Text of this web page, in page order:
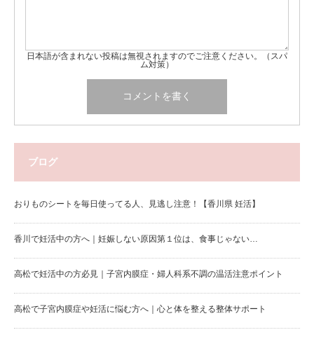
日本語が含まれない投稿は無視されますのでご注意ください。（スパ
ム対策）
ブログ
おりものシートを毎日使ってる人、見逃し注意！【香川県 妊活】
香川で妊活中の方へ｜妊娠しない原因第１位は、食事じゃない…
高松で妊活中の方必見｜子宮内膜症・婦人科系不調の温活注意ポイント
高松で子宮内膜症や妊活に悩む方へ｜心と体を整える整体サポート